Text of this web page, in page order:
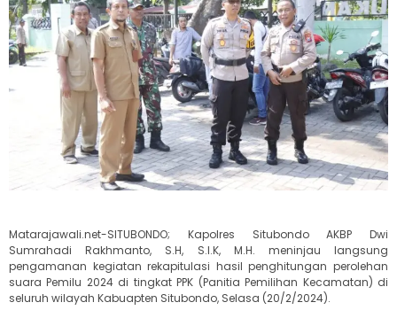
Matarajawali.net-SITUBONDO; Kapolres Situbondo AKBP Dwi
Sumrahadi Rakhmanto, S.H, S.I.K, M.H. meninjau langsung
pengamanan kegiatan rekapitulasi hasil penghitungan perolehan
suara Pemilu 2024 di tingkat PPK (Panitia Pemilihan Kecamatan) di
seluruh wilayah Kabuapten Situbondo, Selasa (20/2/2024).